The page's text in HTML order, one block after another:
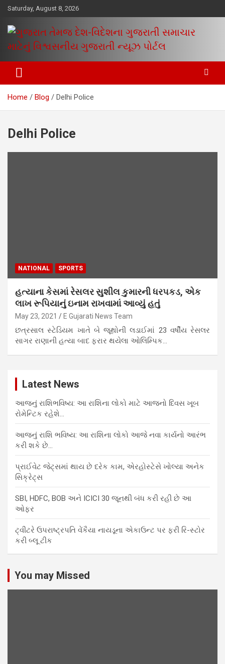
Skip
content
Saturday, August 8, 2026
ગુજરાત તેમજ દેશ-વિદેશના ગુજરાતી
સમાચાર માટેનું વિશ્વસનીય ગુજરાતી
ન્યૂઝ પોર્ટલ
Home Blog Delhi Police
Delhi Police
NATIONAL SPORTS
હત્યાના કેસમાં રેસલર સુશીલ કુમારની ધરપકડ, એક
લાખ રૂપિયાનું ઇનામ રાખવામાં આવ્યું હતું
May 23, 2021 E Gujarati News Team
છત્રસાલ સ્ટેડિયમ ખાતે બે જૂથોની લડાઈમાં 23 વર્ષીય રેસલર
સાગર રાણાની હત્યા બાદ ફરાર થયેલા ઓલિમ્પિક…
Latest News
આજનું રાશિભવિષ્ય: આ રાશિના લોકો માટે આજનો દિવસ ખૂબ
રોમેન્ટિક રહેશે…
આજનું રાશિ ભવિષ્ય: આ રાશિના લોકો આજે નવા કાર્યનો આરંભ
કરી શકે છે…
પ્રાઈવેટ જેટ્સમાં થાય છે દરેક કામ, એરહોસ્ટેસે ખોલ્યા અનેક
સિક્રેટ્સ
SBI, HDFC, BOB અને ICICI 30 જૂનથી બંધ કરી રહી છે આ
ઓફર
ટ્વીટરે ઉપરાષ્ટ્રપતિ વેંકૈયા નાયડૂના એકાઉન્ટ પર ફરી રિ-સ્ટોર
કરી બ્લૂ ટીક
You may Missed